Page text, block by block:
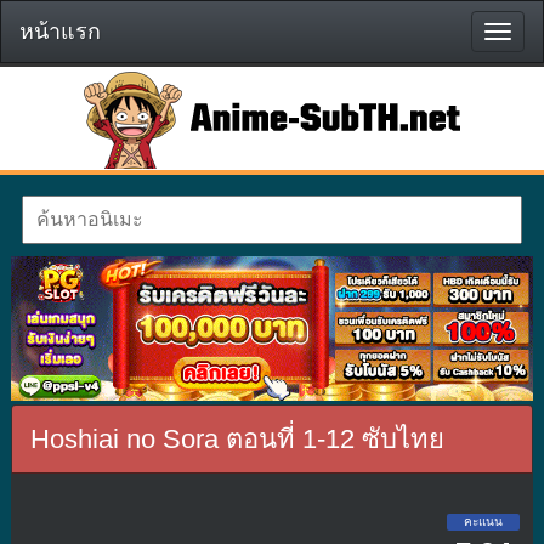
หน้า
แรก
หน้าแรก
Hoshiai no Sora ตอนที่ 1-12 ซับไทย